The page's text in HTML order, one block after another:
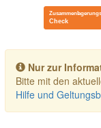
Toggle navigation
Nur zur
Bitte mit den
Hilfe und